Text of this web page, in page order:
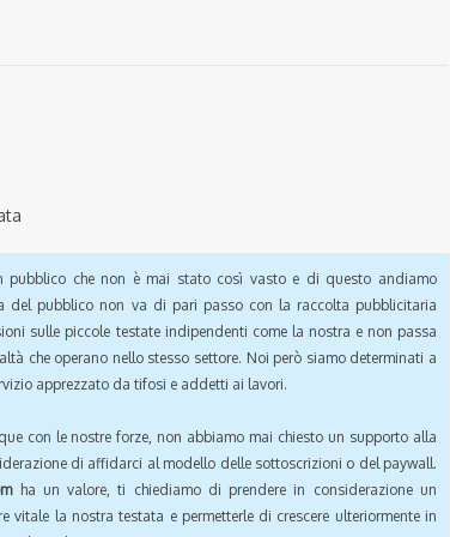
che non è mai stato così vasto e di questo andiamo
del pubblico non va di pari passo con la raccolta pubblicitaria
sulle piccole testate indipendenti come la nostra e non passa
che operano nello stesso settore. Noi però siamo determinati a
apprezzato da tifosi e addetti ai lavori.
con le nostre forze, non abbiamo mai chiesto un supporto alla
di affidarci al modello delle sottoscrizioni o del paywall.
ha un valore, ti chiediamo di prendere in considerazione un
vitale la nostra testata e permetterle di crescere ulteriormente in